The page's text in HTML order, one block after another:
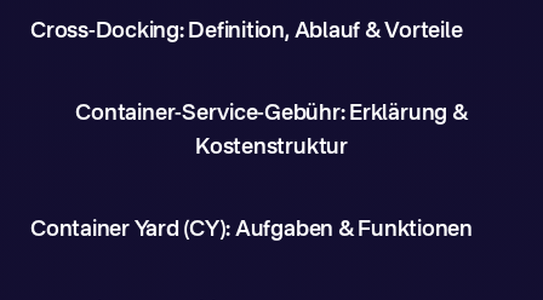
Cross-Docking: Definition, Ablauf & Vorteile
Container-Service-Gebühr: Erklärung &
Kostenstruktur
Container Yard (CY): Aufgaben & Funktionen